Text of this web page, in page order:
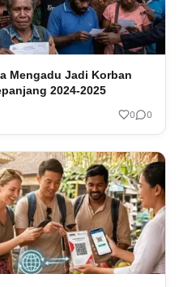
Mengadu Jadi Korban
2024-2025
0 0